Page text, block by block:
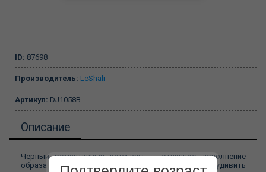
ID: 87698
Производитель: LeShali
Артикул: DJ1058B
Описание
Черный романтичный кетсьюит — отличное дополнение
образа роковой соблазнительницы. Если вы хотите удивить